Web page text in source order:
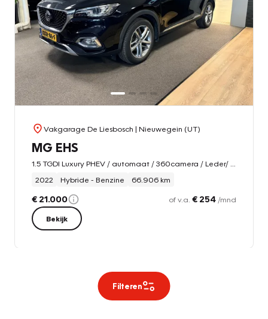
Vakgarage De Liesbosch | Nieuwegein (UT)
MG EHS
2022
Hybride - Benzine 66.906 km
€ 21.000 of v.a. € 254 /mnd
Bekijk
Filteren